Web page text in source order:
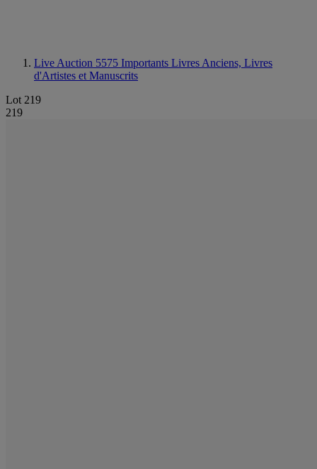
Live Auction 5575 Importants Livres Anciens, Livres
d'Artistes et Manuscrits
Lot 219
219